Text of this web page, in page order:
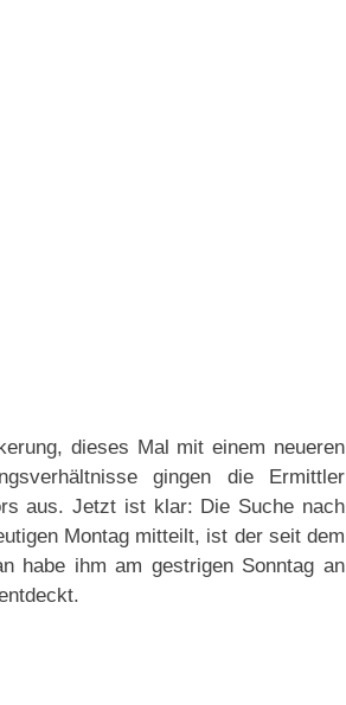
dieses Mal mit einem neueren
gingen die Ermittler
aus. Jetzt ist klar: Die Suche nach
Montag mitteilt, ist der seit dem
habe ihm am gestrigen Sonntag an